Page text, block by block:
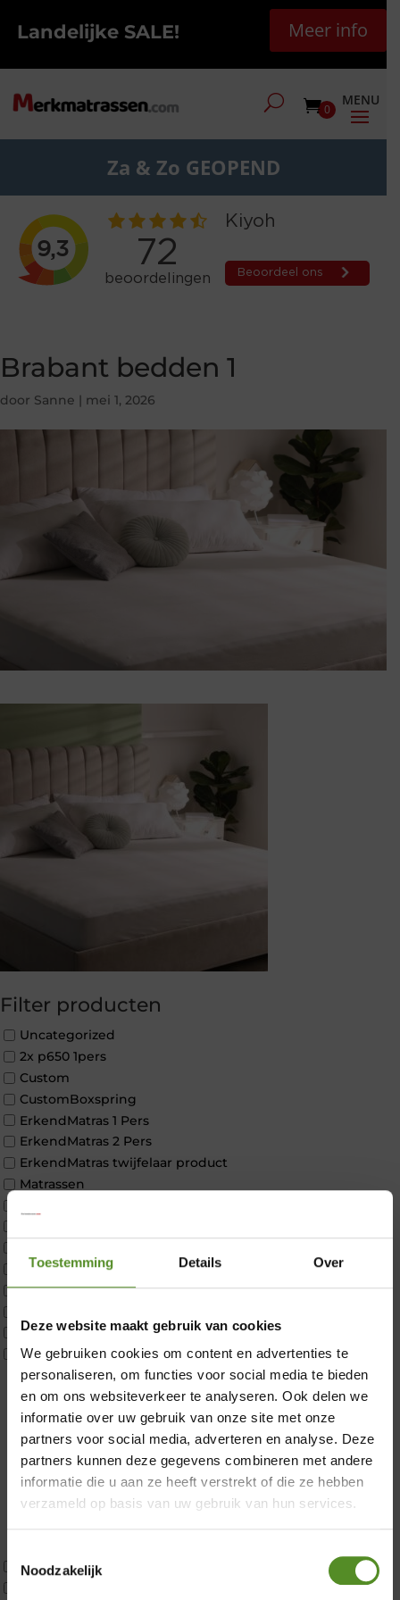
Toestemming Details Over
Deze website maakt gebruik van cookies
We gebruiken cookies om content en advertenties te
personaliseren, om functies voor social media te bieden
en om ons websiteverkeer te analyseren. Ook delen we
informatie over uw gebruik van onze site met onze
partners voor social media, adverteren en analyse. Deze
partners kunnen deze gegevens combineren met andere
informatie die u aan ze heeft verstrekt of die ze hebben
verzameld op basis van uw gebruik van hun services.
Noodzakelijk
Landelijke SALE! Meer info
0
Za & Zo GEOPEND
Brabant bedden 1
door Sanne | mei 1, 2026
Filter producten
Uncategorized
2x p650 1pers
Custom
CustomBoxspring
ErkendMatras 1 Pers
ErkendMatras 2 Pers
ErkendMatras twijfelaar product
Matrassen
p350 twijfelaar
P650 1 pers
P650 Twijfelaar
Toppers
Maatvoering
1 persoon
2 personen
2 personen split
Twijfelaar
Materiaal
Koudschuim
Tweepersoons 1 kern